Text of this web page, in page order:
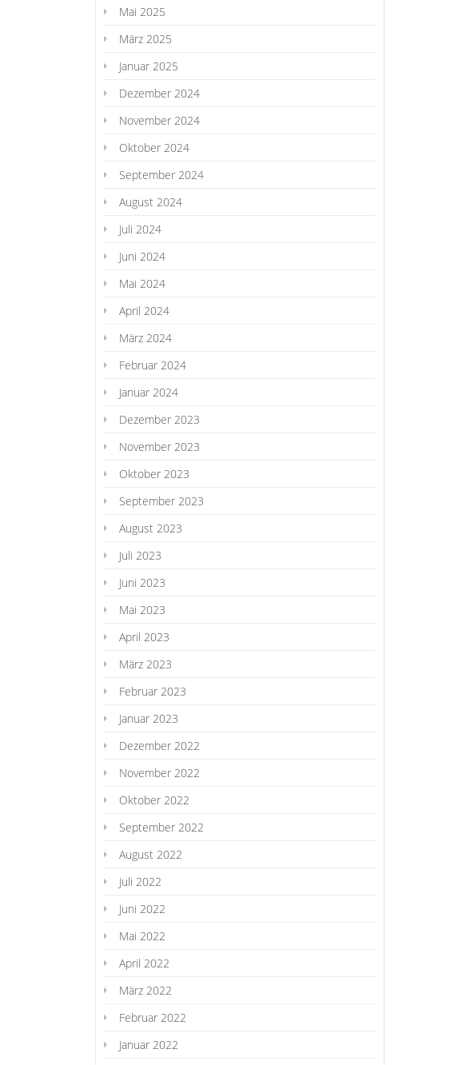
Mai 2025
März 2025
Januar 2025
Dezember 2024
November 2024
Oktober 2024
September 2024
August 2024
Juli 2024
Juni 2024
Mai 2024
April 2024
März 2024
Februar 2024
Januar 2024
Dezember 2023
November 2023
Oktober 2023
September 2023
August 2023
Juli 2023
Juni 2023
Mai 2023
April 2023
März 2023
Februar 2023
Januar 2023
Dezember 2022
November 2022
Oktober 2022
September 2022
August 2022
Juli 2022
Juni 2022
Mai 2022
April 2022
März 2022
Februar 2022
Januar 2022